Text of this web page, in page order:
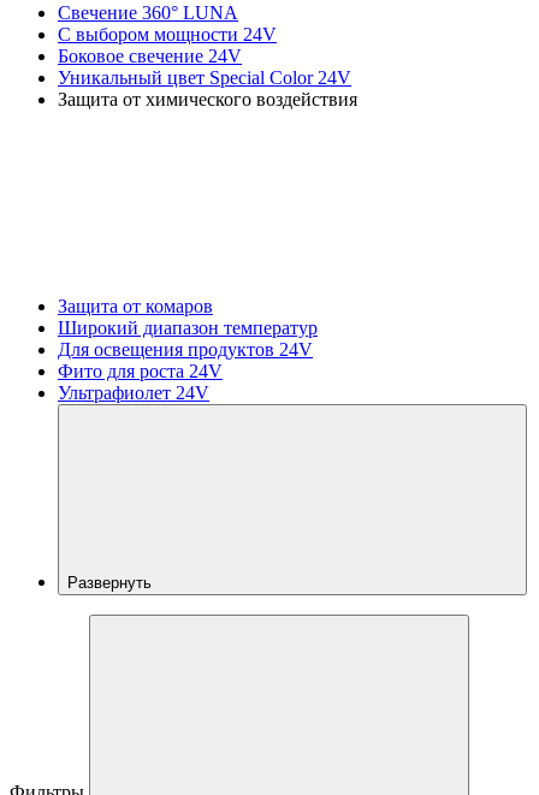
Свечение 360° LUNA
С выбором мощности 24V
Боковое свечение 24V
Уникальный цвет Special Color 24V
Защита от химического воздействия
Защита от комаров
Широкий диапазон температур
Для освещения продуктов 24V
Фито для роста 24V
Ультрафиолет 24V
Развернуть